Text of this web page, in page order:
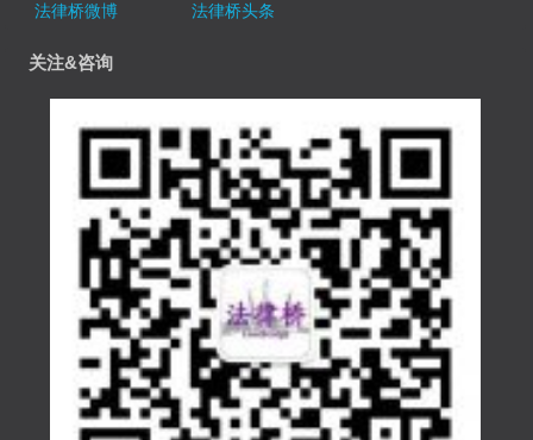
法律桥微博
法律桥头条
关注&咨询